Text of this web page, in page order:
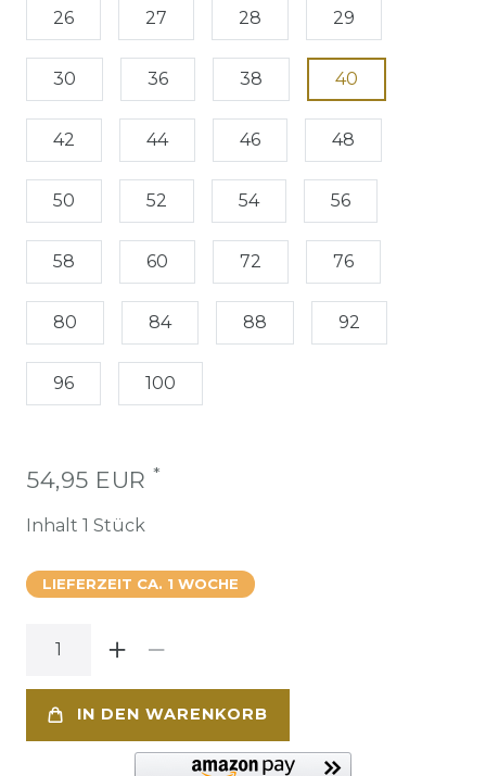
26 27 28 29
30 36 38 40
42 44 46 48
50 52 54 56
58 60 72 76
80 84 88 92
96 100
54,95 EUR *
Inhalt 1 Stück
LIEFERZEIT CA. 1 WOCHE
IN DEN WARENKORB